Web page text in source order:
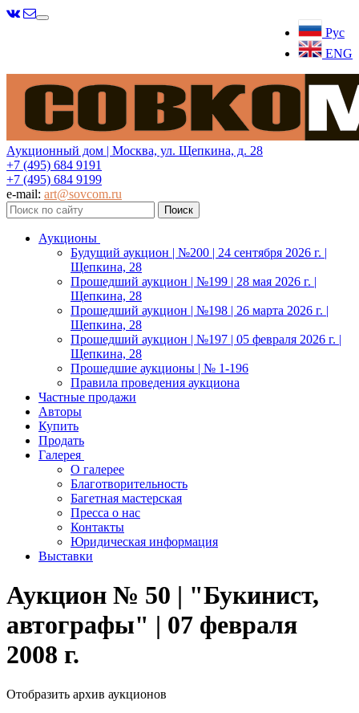
Рус
ENG
Меню
Аукционный дом | Москва, ул. Щепкина, д. 28
+7 (495) 684 9191
+7 (495) 684 9199
e-mail: art@sovcom.ru
Аукционы
Будущий аукцион | №200 | 24 сентября 2026 г. |
Щепкина, 28
Прошедший аукцион | №199 | 28 мая 2026 г. |
Щепкина, 28
Прошедший аукцион | №198 | 26 марта 2026 г. |
Щепкина, 28
Прошедший аукцион | №197 | 05 февраля 2026 г. |
Щепкина, 28
Прошедшие аукционы | № 1-196
Правила проведения аукциона
Частные продажи
Авторы
Купить
Продать
Галерея
О галерее
Благотворительность
Багетная мастерская
Пресса о нас
Контакты
Юридическая информация
Выставки
Аукцион № 50 | "Букинист,
автографы" | 07 февраля
2008 г.
Отобразить архив аукционов